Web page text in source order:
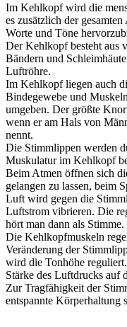
Im Kehlkopf wird die
es zusätzlich der
Worte und Töne
Der Kehlkopf besteht aus
Bändern und
Luftröhre.
Im Kehlkopf liegen auch
Bindegewebe und
umgeben. Der größte
wenn er am Hals von
nennt.
Die Stimmlippen werden
Muskulatur im Kehlkopf
Beim Atmen öffnen sich
gelangen zu lassen, beim
Luft wird gegen die
Luftstrom vibrieren. Die
hört man dann als Stimme.
Die Kehlkopfmuskeln
Veränderung der
wird die Tonhöhe
Stärke des Luftdrucks auf
Zur Tragfähigkeit der
entspannte Körperhaltung